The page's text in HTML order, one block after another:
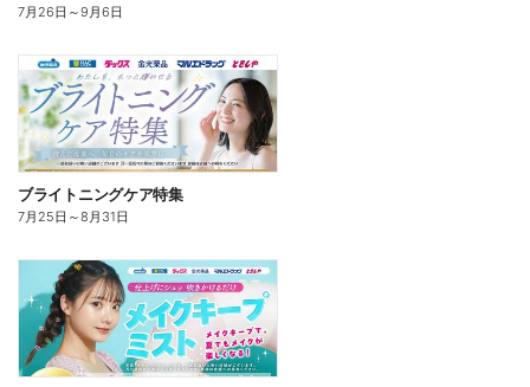
7月26日 ～9月6日
ブライトニングケア特集
7月25日 ～8月31日